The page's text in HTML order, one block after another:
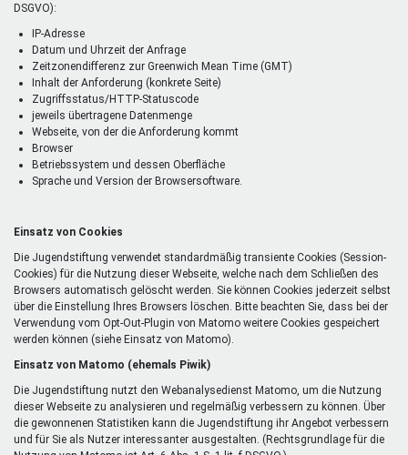
DSGVO):
IP-Adresse
Datum und Uhrzeit der Anfrage
Zeitzonendifferenz zur Greenwich Mean Time (GMT)
Inhalt der Anforderung (konkrete Seite)
Zugriffsstatus/HTTP-Statuscode
jeweils übertragene Datenmenge
Webseite, von der die Anforderung kommt
Browser
Betriebssystem und dessen Oberfläche
Sprache und Version der Browsersoftware.
Einsatz von Cookies
Die Jugendstiftung verwendet standardmäßig transiente Cookies (Session-
Cookies) für die Nutzung dieser Webseite, welche nach dem Schließen des
Browsers automatisch gelöscht werden. Sie können Cookies jederzeit selbst
über die Einstellung Ihres Browsers löschen. Bitte beachten Sie, dass bei der
Verwendung vom Opt-Out-Plugin von Matomo weitere Cookies gespeichert
werden können (siehe Einsatz von Matomo).
Einsatz von Matomo (ehemals Piwik)
Die Jugendstiftung nutzt den Webanalysedienst Matomo, um die Nutzung
dieser Webseite zu analysieren und regelmäßig verbessern zu können. Über
die gewonnenen Statistiken kann die Jugendstiftung ihr Angebot verbessern
und für Sie als Nutzer interessanter ausgestalten. (Rechtsgrundlage für die